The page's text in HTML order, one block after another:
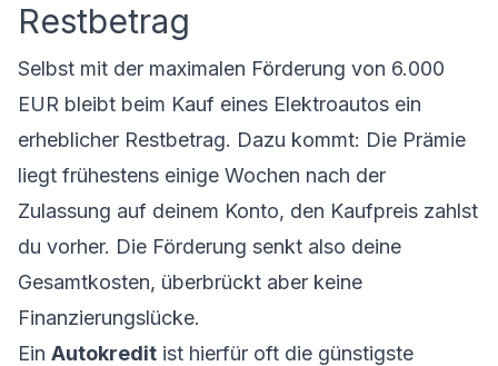
Restbetrag
Selbst mit der maximalen Förderung von 6.000
EUR bleibt beim Kauf eines Elektroautos ein
erheblicher Restbetrag. Dazu kommt: Die Prämie
liegt frühestens einige Wochen nach der
Zulassung auf deinem Konto, den Kaufpreis zahlst
du vorher. Die Förderung senkt also deine
Gesamtkosten, überbrückt aber keine
Finanzierungslücke.
Ein Autokredit ist hierfür oft die günstigste